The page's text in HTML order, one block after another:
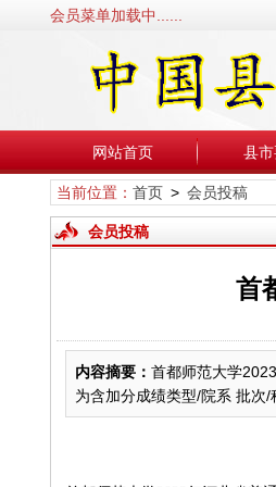
会员菜单加载中......
网站首页 县
当前位置： 首页> 会员投稿
会员投稿
首
内容摘要： 首都师范大学
为含加分成绩类型/院系 批